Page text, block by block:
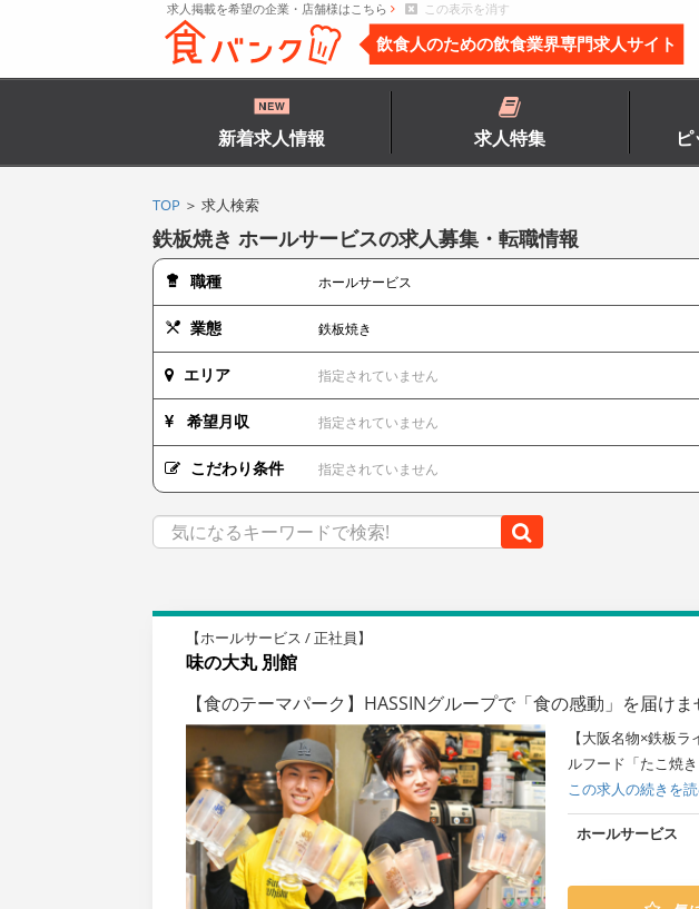
求人掲載を希望の企業・店舗様はこちら この表示を消す
飲食人のための飲食業界専門求人サイト
新着求人情報 求人特集
TOP ＞ 求人検索
鉄板焼き ホールサービスの求人募集・転職情報
職種 ホールサービス
業態 鉄板焼き
エリア 指定されていません
希望月収 指定されていません
こだわり条件 指定されていません
【ホールサービス / 正社員】
味の大丸 別館
【食のテーマパーク】HASSINグループで「食の感動」を届け
【大阪名物×鉄板
ルフード「たこ焼
この求人の続きを
ホールサービス